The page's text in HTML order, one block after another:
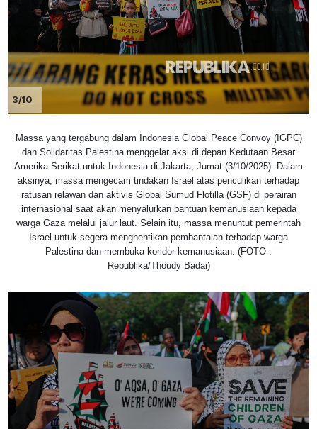
3/10
Massa yang tergabung dalam Indonesia Global Peace Convoy (IGPC)
dan Solidaritas Palestina menggelar aksi di depan Kedutaan Besar
Amerika Serikat untuk Indonesia di Jakarta, Jumat (3/10/2025). Dalam
aksinya, massa mengecam tindakan Israel atas penculikan terhadap
ratusan relawan dan aktivis Global Sumud Flotilla (GSF) di perairan
internasional saat akan menyalurkan bantuan kemanusiaan kepada
warga Gaza melalui jalur laut. Selain itu, massa menuntut pemerintah
Israel untuk segera menghentikan pembantaian terhadap warga
Palestina dan membuka koridor kemanusiaan. (FOTO :
Republika/Thoudy Badai)